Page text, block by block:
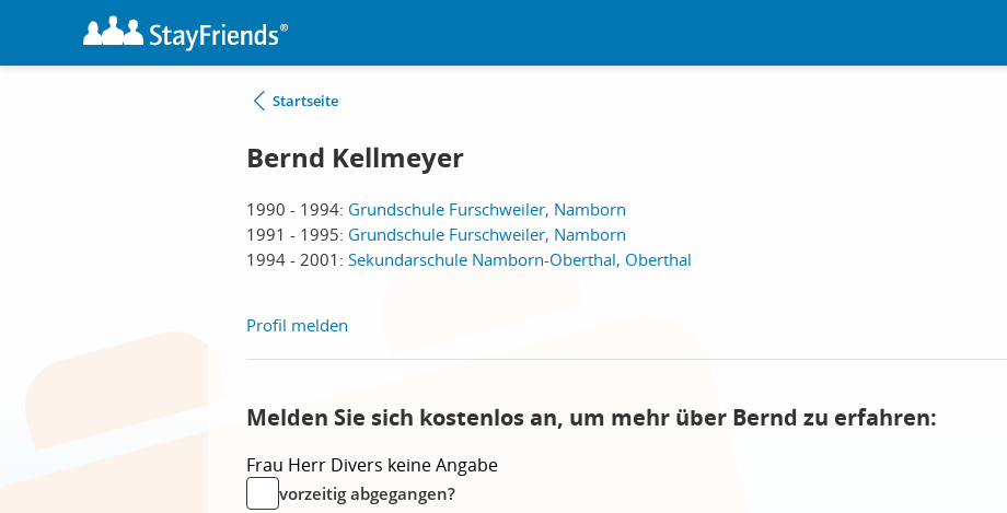
Startseite
Bernd Kellmeyer
1990 - 1994: Grundschule Furschweiler, Namborn
1991 - 1995: Grundschule Furschweiler, Namborn
1994 - 2001: Sekundarschule Namborn-Oberthal, Oberthal
Profil melden
Melden Sie sich kostenlos an, um mehr über Bernd zu erfahren:
Frau Herr Divers keine Angabe
vorzeitig abgegangen?